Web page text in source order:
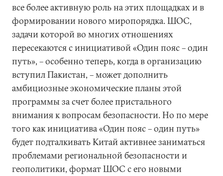
все более активную роль на этих площадках и в
формировании нового миропорядка. ШОС,
задачи которой во многих отношениях
пересекаются с инициативой «Один пояс – один
путь», – особенно теперь, когда в организацию
вступил Пакистан, – может дополнить
амбициозные экономические планы этой
программы за счет более пристального
внимания к вопросам безопасности. Но по мере
того как инициатива «Один пояс – один путь»
будет подталкивать Китай активнее заниматься
проблемами региональной безопасности и
геополитики, формат ШОС с его новыми